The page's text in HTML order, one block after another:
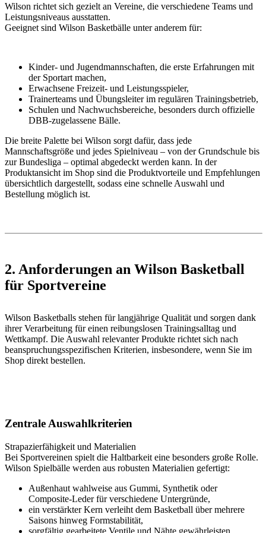
Wilson richtet sich gezielt an Vereine, die verschiedene Teams und
Leistungsniveaus ausstatten.
Geeignet sind Wilson Basketbälle unter anderem für:
Kinder- und Jugendmannschaften, die erste Erfahrungen mit
der Sportart machen,
Erwachsene Freizeit- und Leistungsspieler,
Trainerteams und Übungsleiter im regulären Trainingsbetrieb,
Schulen und Nachwuchsbereiche, besonders durch offizielle
DBB-zugelassene Bälle.
Die breite Palette bei Wilson sorgt dafür, dass jede
Mannschaftsgröße und jedes Spielniveau – von der Grundschule bis
zur Bundesliga – optimal abgedeckt werden kann. In der
Produktansicht im Shop sind die Produktvorteile und Empfehlungen
übersichtlich dargestellt, sodass eine schnelle Auswahl und
Bestellung möglich ist.
2. Anforderungen an Wilson Basketball
für Sportvereine
Wilson Basketballs stehen für langjährige Qualität und sorgen dank
ihrer Verarbeitung für einen reibungslosen Trainingsalltag und
Wettkampf. Die Auswahl relevanter Produkte richtet sich nach
beanspruchungsspezifischen Kriterien, insbesondere, wenn Sie im
Shop direkt bestellen.
Zentrale Auswahlkriterien
Strapazierfähigkeit und Materialien
Bei Sportvereinen spielt die Haltbarkeit eine besonders große Rolle.
Wilson Spielbälle werden aus robusten Materialien gefertigt:
Außenhaut wahlweise aus Gummi, Synthetik oder
Composite-Leder für verschiedene Untergründe,
ein verstärkter Kern verleiht dem Basketball über mehrere
Saisons hinweg Formstabilität,
sorgfältig gearbeitete Ventile und Nähte gewährleisten